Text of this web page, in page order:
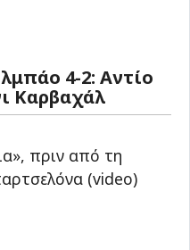
4-2: Αντίο
Καρβαχάλ